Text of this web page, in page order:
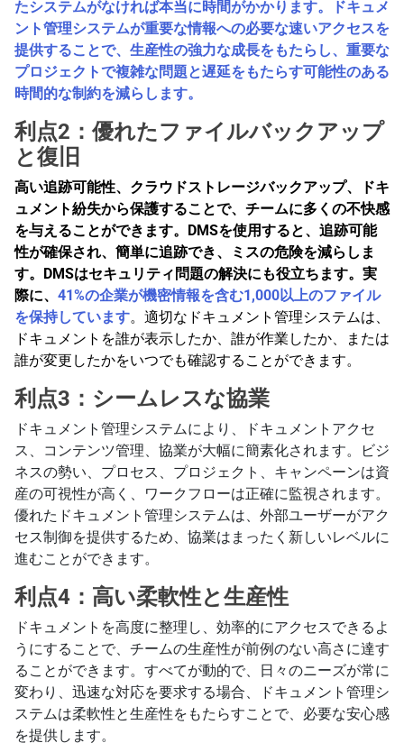
たシステムがなければ本当に時間がかかります。ドキュメ
ント管理システムが重要な情報への必要な速いアクセスを
提供することで、生産性の強力な成長をもたらし、重要な
プロジェクトで複雑な問題と遅延をもたらす可能性のある
時間的な制約を減らします。
利点2：優れたファイルバックアップ
と復旧
高い追跡可能性、クラウドストレージバックアップ、ドキ
ュメント紛失から保護することで、チームに多くの不快感
を与えることができます。DMSを使用すると、追跡可能
性が確保され、簡単に追跡でき、ミスの危険を減らしま
す。DMSはセキュリティ問題の解決にも役立ちます。実
際に、 41%の企業が機密情報を含む1,000以上のファイル
を保持しています。適切なドキュメント管理システムは、
ドキュメントを誰が表示したか、誰が作業したか、または
誰が変更したかをいつでも確認することができます。
利点3：シームレスな協業
ドキュメント管理システムにより、ドキュメントアクセ
ス、コンテンツ管理、協業が大幅に簡素化されます。ビジ
ネスの勢い、プロセス、プロジェクト、キャンペーンは資
産の可視性が高く、ワークフローは正確に監視されます。
優れたドキュメント管理システムは、外部ユーザーがアク
セス制御を提供するため、協業はまったく新しいレベルに
進むことができます。
利点4：高い柔軟性と生産性
ドキュメントを高度に整理し、効率的にアクセスできるよ
うにすることで、チームの生産性が前例のない高さに達す
ることができます。すべてが動的で、日々のニーズが常に
変わり、迅速な対応を要求する場合、ドキュメント管理シ
ステムは柔軟性と生産性をもたらすことで、必要な安心感
を提供します。